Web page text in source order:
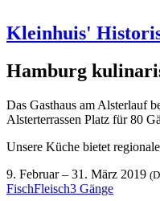
Kleinhuis'
Hamburg
Das Gasthaus am Alsterlauf
Alsterterrassen Platz für 80
Unsere Küche bietet
9. Februar– 31. März 2019
FischFleisch3 Gänge